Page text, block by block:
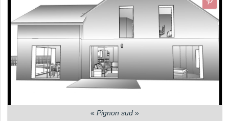
« Pignon sud »